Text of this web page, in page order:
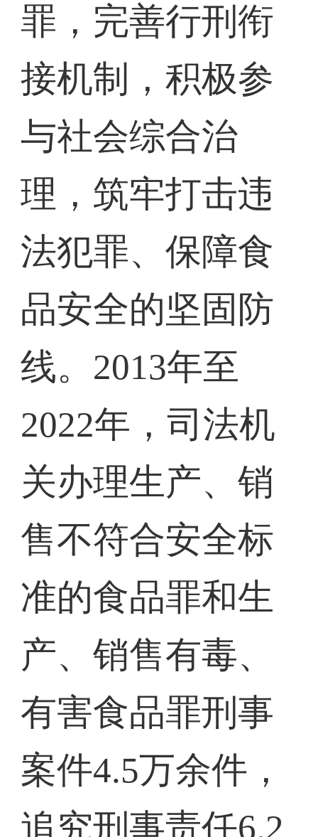
罪，完善行刑衔
接机制，积极参
与社会综合治
理，筑牢打击违
法犯罪、保障食
品安全的坚固防
线。2013年至
2022年，司法机
关办理生产、销
售不符合安全标
准的食品罪和生
产、销售有毒、
有害食品罪刑事
案件4.5万余件，
追究刑事责任6.2